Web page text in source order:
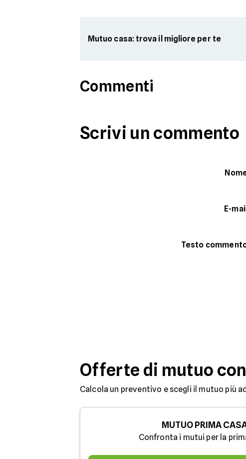
Mutuo casa: trova il migliore per te
Commenti
Scrivi un commento
E-mail
Testo
Offerte di mutuo
Calcola un preventivo e scegli il mutuo più
MUTUO PRIMA
Confronta i mutui per la